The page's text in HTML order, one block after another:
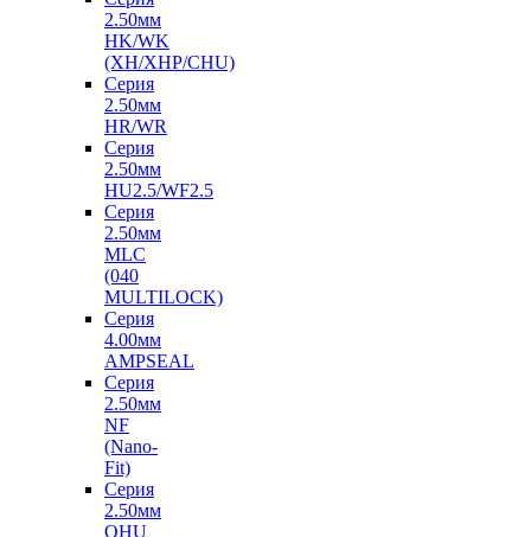
2.50мм
HK/WK
(XH/XHP/CHU)
Серия
2.50мм
HR/WR
Серия
2.50мм
HU2.5/WF2.5
Серия
2.50мм
MLC
(040
MULTILOCK)
Серия
4.00мм
AMPSEAL
Серия
2.50мм
NF
(Nano-
Fit)
Серия
2.50мм
OHU